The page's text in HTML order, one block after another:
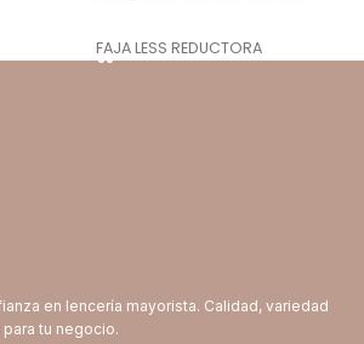
FAJA LESS REDUCTORA
en lencería mayorista. Calidad, variedad
tu negocio.